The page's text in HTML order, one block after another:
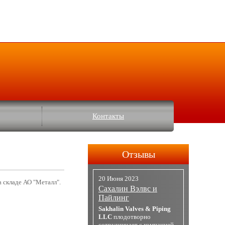
Контакты
складе АО "Металл".
Отзывы
20 Июня 2023
Сахалин Вэлвс и
Пайлинг
Sakhalin Valves & Piping
LLC плодотворно